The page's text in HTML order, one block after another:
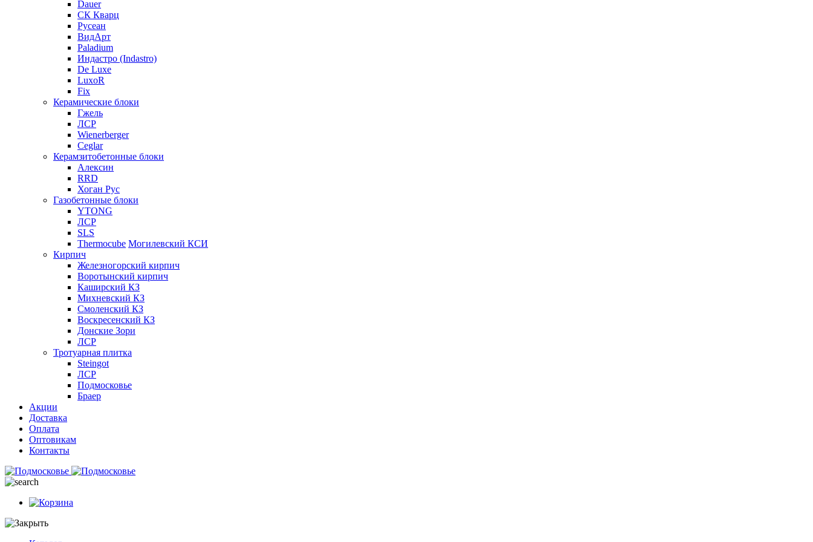
Dauer
СК Кварц
Русеан
ВидАрт
Paladium
Индастро (Indastro)
De Luxe
LuxoR
Fix
Керамические блоки
Гжель
ЛСР
Wienerberger
Ceglar
Керамзитобетонные блоки
Алексин
RRD
Хоган Рус
Газобетонные блоки
YTONG
ЛСР
SLS
Thermocube Могилевский КСИ
Кирпич
Железногорский кирпич
Воротынский кирпич
Каширский КЗ
Михневский КЗ
Смоленский КЗ
Воскресенский КЗ
Донские Зори
ЛСР
Тротуарная плитка
Steingot
ЛСР
Подмосковье
Браер
Акции
Доставка
Оплата
Оптовикам
Контакты